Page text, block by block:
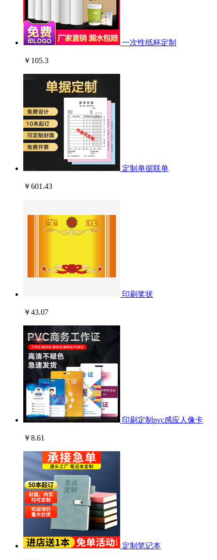
一次性纸杯定制
￥105.3
定制单据联单
￥601.43
印刷奖状
￥43.07
印刷定制pvc感应人像卡
￥8.61
定制笔记本